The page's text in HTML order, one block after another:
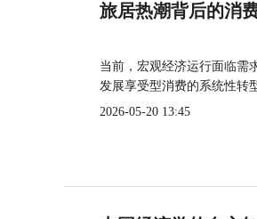
旅居热潮背后的消
当前，宏观经济运行面临需
发展享受型消费的系统性转
2026-05-20 13:45